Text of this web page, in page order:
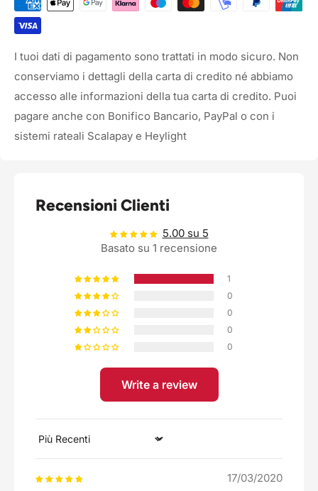
I tuoi dati di pagamento sono trattati in modo sicuro. Non
conserviamo i dettagli della carta di credito né abbiamo
accesso alle informazioni della tua carta di credito. Puoi
pagare anche con Bonifico Bancario, PayPal o con i
sistemi rateali Scalapay e Heylight
Recensioni Clienti
5.00 su 5
Basato su 1 recensione
1
0
0
0
0
Write a review
Sort by
17/03/2020